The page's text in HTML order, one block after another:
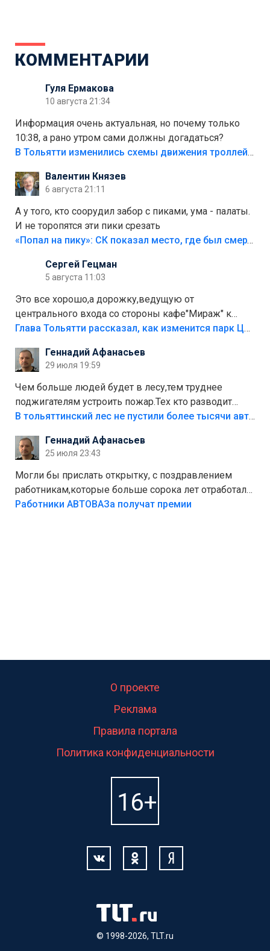
КОММЕНТАРИИ
Гуля Ермакова
10 августа 21:34
Информация очень актуальная, но почему только
10:38, а рано утром сами должны догадаться?
В Тольятти изменились схемы движения троллейбусов
Валентин Князев
6 августа 21:11
А у того, кто соорудил забор с пиками, ума - палаты.
И не торопятся эти пики срезать
«Попал на пику»: СК показал место, где был смертельно травмирован ребенок в Тольятти
Сергей Гецман
5 августа 11:03
Это все хорошо,а дорожку,ведущую от
центрального входа со стороны кафе"Мираж" к
аттракционам слабо доделать?А то бордюры
лежала в парке и испортилась.Да еще,видимо,часть
украли.
Глава Тольятти рассказал, как изменится парк Центрального района
Геннадий Афанасьев
29 июля 19:59
Чем больше людей будет в лесу,тем труднее
поджигателям устроить пожар.Тех кто разводит
костры,тех надо безбожно штрафовать.Камер полно
Штрафы мизерные.
В тольяттинский лес не пустили более тысячи автомобилей
Геннадий Афанасьев
25 июля 23:43
Могли бы прислать открытку, с поздравлением
работникам,которые больше сорока лет отработали
на предприятии.
Работники АВТОВАЗа получат премии
© 1998-2026, TLT.ru
О проекте
Реклама
Правила портала
Политика конфиденциальности